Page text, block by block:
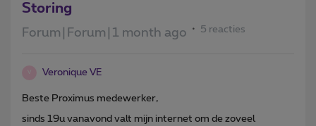
Storing
Forum|Forum|1 month ago 5 reacties
Veronique VE
Beste Proximus medewerker,
sinds 19u vanavond valt mijn internet om de zoveel